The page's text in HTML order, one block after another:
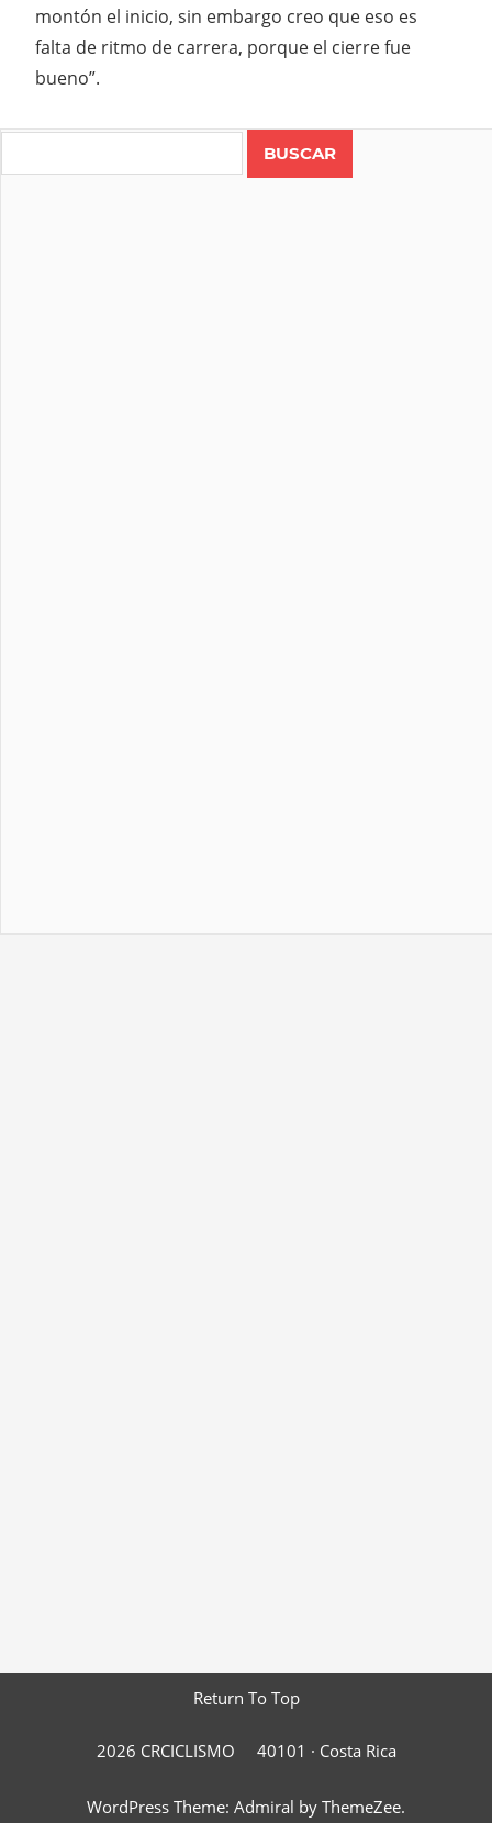
montón el inicio, sin embargo creo que eso es
falta de ritmo de carrera, porque el cierre fue
bueno”.
Return To Top
2026 CRCICLISMO 40101 · Costa Rica
WordPress Theme: Admiral by ThemeZee.